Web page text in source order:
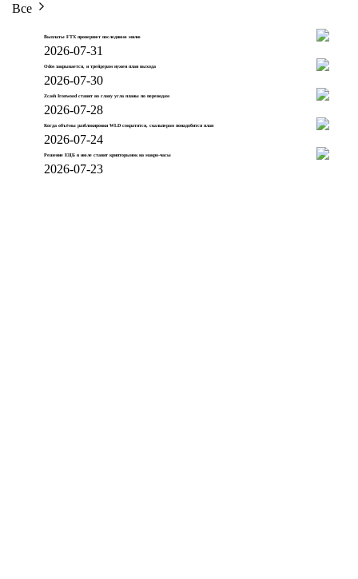
Все
Выплаты FTX проверяют последнюю милю
2026-07-31
Odos закрывается, и трейдерам нужен план выхода
2026-07-30
Zcash Ironwood ставит во главу угла планы по переводам
2026-07-28
Когда объёмы разблокировки WLD сократятся, скальперам понадобится план
2026-07-24
Решение ЕЦБ в июле ставит крипторынок на макро-часы
2026-07-23